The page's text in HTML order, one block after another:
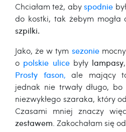
Chciałam też, abyspodnie
do kostki, tak żebym
szpilki.
Jako, że w tym sezonie
o polskie ulicebyły lampasy
Prosty fason, ale mający
jednak nie trwały długo, bo
niezwykłego szaraka, który
Czasami mniej znaczy
zestawem . Zakochałam się